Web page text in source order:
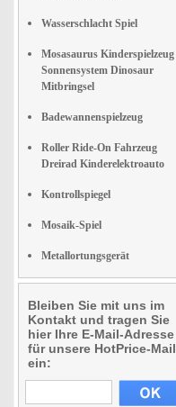
Wasserschlacht Spiel
Mosasaurus Kinderspielzeug
Sonnensystem Dinosaur
Mitbringsel
Badewannenspielzeug
Roller Ride-On Fahrzeug
Dreirad Kinderelektroauto
Kontrollspiegel
Mosaik-Spiel
Metallortungsgerät
Bleiben Sie mit uns im
Kontakt und tragen Sie
hier Ihre E-Mail-Adresse
für unsere HotPrice-Mail
ein: